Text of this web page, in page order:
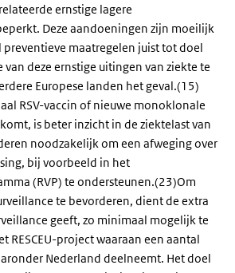
ernstige lagere
Deze aandoeningen zijn moeilijk
maatregelen juist tot doel
deze ernstige uitingen van ziekte te
Europese landen het geval.(15)
RSV-vaccin of nieuwe monoklonale
is beter inzicht in de ziektelast van
noodzakelijk om een afweging over
bij voorbeeld in het
(RVP) te ondersteunen.(23)Om
te bevorderen, dient de extra
geeft, zo minimaal mogelijk te
RESCEU-project waaraan een aantal
Nederland deelneemt. Het doel